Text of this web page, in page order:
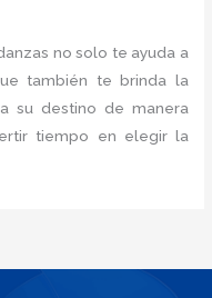
no solo te ayuda a
también te brinda la
su destino de manera
tiempo en elegir la